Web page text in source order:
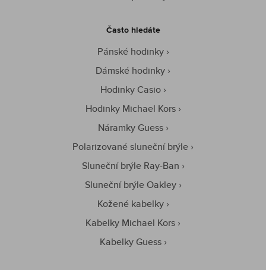
Často hledáte
Pánské hodinky
Dámské hodinky
Hodinky Casio
Hodinky Michael Kors
Náramky Guess
Polarizované sluneční brýle
Sluneční brýle Ray-Ban
Sluneční brýle Oakley
Kožené kabelky
Kabelky Michael Kors
Kabelky Guess